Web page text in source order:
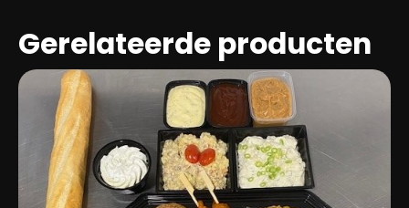
Gerelateerde producten